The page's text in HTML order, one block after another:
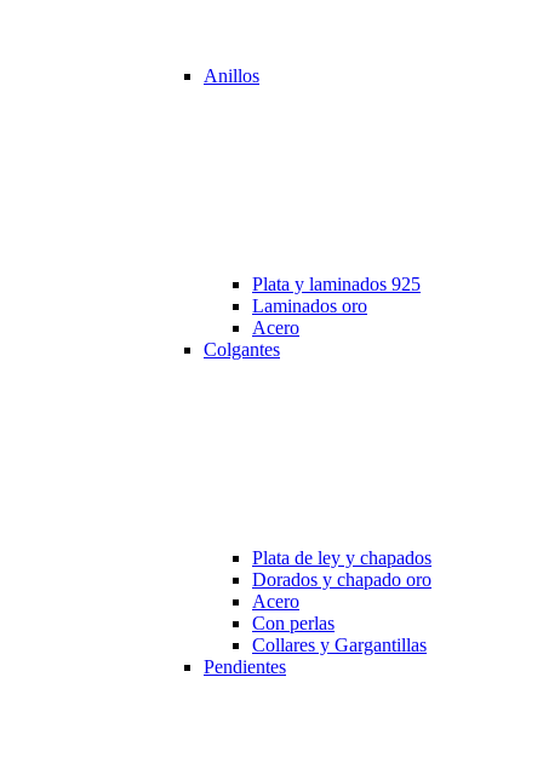
Anillos
Plata y laminados 925
Laminados oro
Acero
Colgantes
Plata de ley y chapados
Dorados y chapado oro
Acero
Con perlas
Collares y Gargantillas
Pendientes